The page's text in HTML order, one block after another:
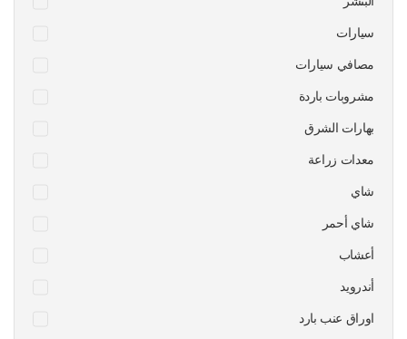
سيارات
مصافي سيارات
مشروبات باردة
بهارات الشرق
معدات زراعة
شاي
شاي أحمر
أعشاب
أندرويد
اوراق عنب بارد